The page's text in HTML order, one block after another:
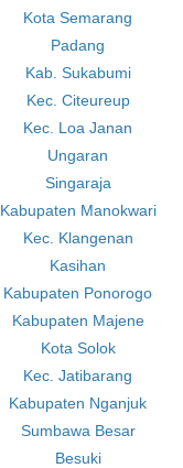
Kota Semarang
Padang
Kab. Sukabumi
Kec. Citeureup
Kec. Loa Janan
Ungaran
Singaraja
Kabupaten Manokwari
Kec. Klangenan
Kasihan
Kabupaten Ponorogo
Kabupaten Majene
Kota Solok
Kec. Jatibarang
Kabupaten Nganjuk
Sumbawa Besar
Besuki